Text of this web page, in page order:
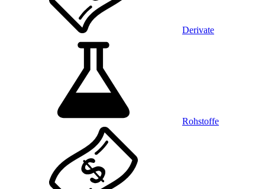
Derivate
Rohstoffe